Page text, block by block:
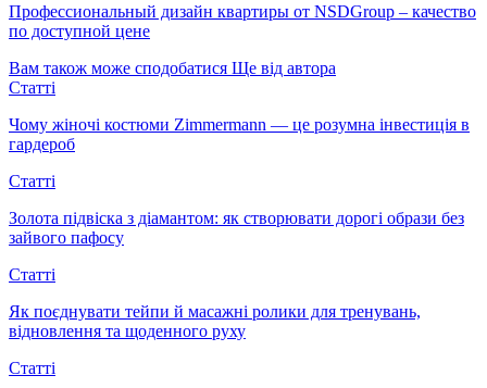
Профессиональный дизайн квартиры от NSDGroup – качество
по доступной цене
Вам також може сподобатися Ще від автора
Статті
Чому жіночі костюми Zimmermann — це розумна інвестиція в
гардероб
Статті
Золота підвіска з діамантом: як створювати дорогі образи без
зайвого пафосу
Статті
Як поєднувати тейпи й масажні ролики для тренувань,
відновлення та щоденного руху
Статті